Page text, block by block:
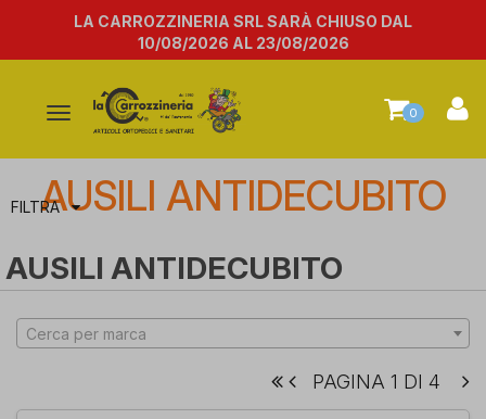
LA CARROZZINERIA SRL SARÀ CHIUSO DAL
10/08/2026 AL 23/08/2026
Attiva/disattiva
navigazione
0
FILTRAAUSILI ANTIDECUBITO
AUSILI ANTIDECUBITO
Cerca per marca
PAGINA 1 DI 4